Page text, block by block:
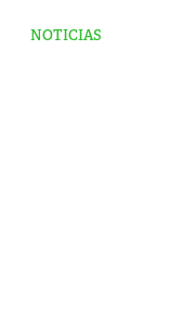
NOTICIAS